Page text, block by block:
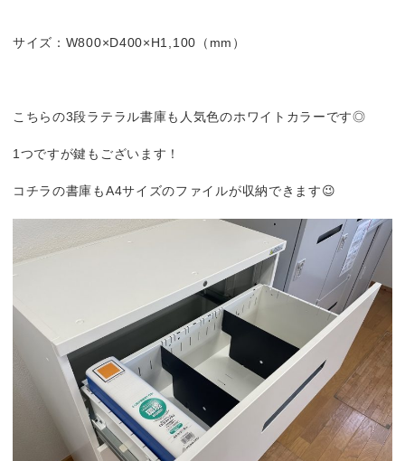
サイズ：W800×D400×H1,100（mm）
こちらの3段ラテラル書庫も人気色のホワイトカラーです◎
1つですが鍵もございます！
コチラの書庫もA4サイズのファイルが収納できます😉